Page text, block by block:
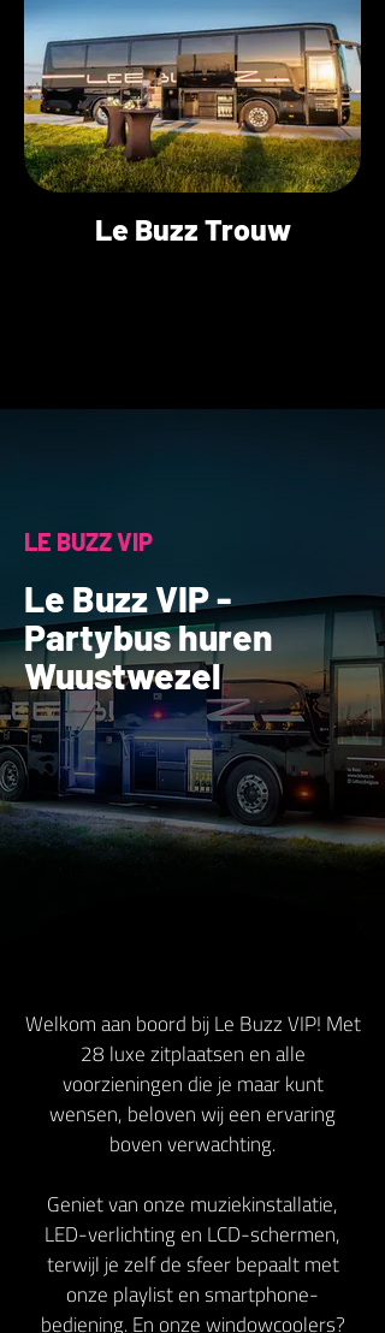
Le Buzz Trouw
LE BUZZ VIP
Le Buzz VIP -
Partybus huren
Wuustwezel
Welkom aan boord bij Le Buzz VIP! Met
28 luxe zitplaatsen en alle
voorzieningen die je maar kunt
wensen, beloven wij een ervaring
boven verwachting.
Geniet van onze muziekinstallatie,
LED-verlichting en LCD-schermen,
terwijl je zelf de sfeer bepaalt met
onze playlist en smartphone-
bediening. En onze windowcoolers?